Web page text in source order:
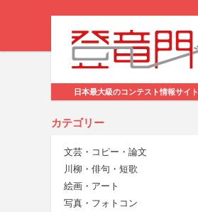
日本最大級のコンテスト情報サイト
カテゴリー
文芸・コピー・論文
川柳・俳句・短歌
絵画・アート
写真・フォトコン